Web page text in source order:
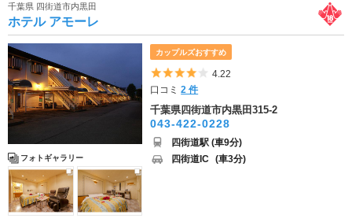
千葉県 四街道市内黒田
ホテル アモーレ
フォトギャラリー
カップルズおすすめ
5つ星のうち4
4.22
口コミ2 件
千葉県四街道市内黒田315-2
043-422-0228
四街道駅 (車9分)
四街道IC (車3分)